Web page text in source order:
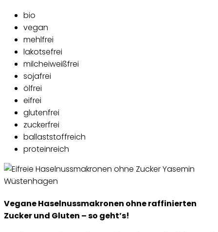
bio
vegan
mehlfrei
lakotsefrei
milcheiweißfrei
sojafrei
ölfrei
eifrei
glutenfrei
zuckerfrei
ballaststoffreich
proteinreich
Vegane Haselnussmakronen ohne raffinierten
Zucker und Gluten – so geht’s!